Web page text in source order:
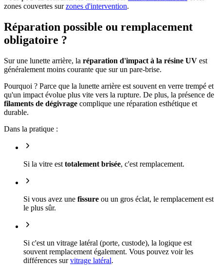
zones couvertes surzones d'intervention.
Réparation possible ou remplacement
obligatoire ?
Sur une lunette arrière, la réparation d'impact à la résine UV est
généralement moins courante que sur un pare-brise.
Pourquoi ? Parce que la lunette arrière est souvent en verre trempé et
qu'un impact évolue plus vite vers la rupture. De plus, la présence de
filaments de dégivrage complique une réparation esthétique et
durable.
Dans la pratique :
Si la vitre est totalement brisée, c'est remplacement.
Si vous avez une fissure ou un gros éclat, le remplacement est
le plus sûr.
Si c'est un vitrage latéral (porte, custode), la logique est
souvent remplacement également. Vous pouvez voir les
différences survitrage latéral.